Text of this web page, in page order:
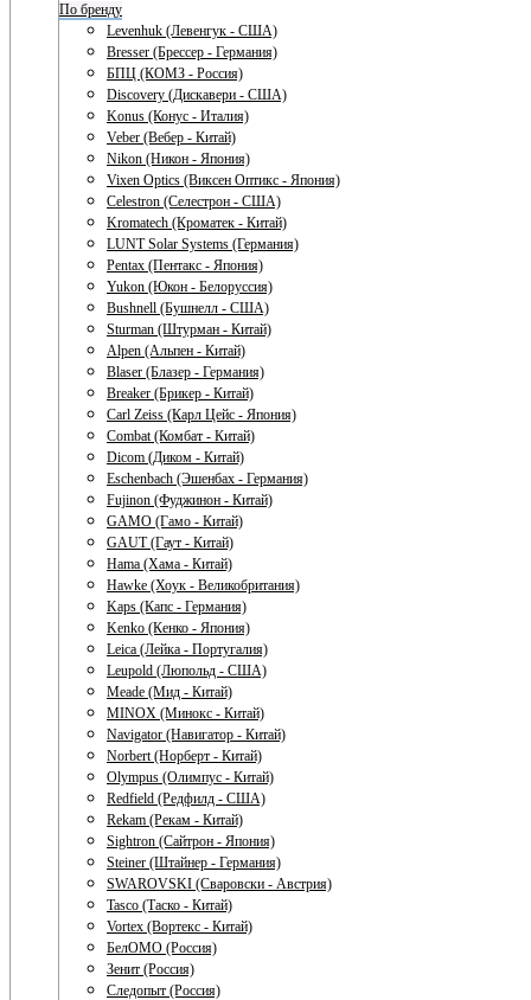
По бренду
Levenhuk (Левенгук - США)
Bresser (Брессер - Германия)
БПЦ (КОМЗ - Россия)
Discovery (Дискавери - США)
Konus (Конус - Италия)
Veber (Вебер - Китай)
Nikon (Никон - Япония)
Vixen Optics (Виксен Оптикс - Япония)
Celestron (Селестрон - США)
Kromatech (Кроматек - Китай)
LUNT Solar Systems (Германия)
Pentax (Пентакс - Япония)
Yukon (Юкон - Белоруссия)
Bushnell (Бушнелл - США)
Sturman (Штурман - Китай)
Alpen (Альпен - Китай)
Blaser (Блазер - Германия)
Breaker (Брикер - Китай)
Carl Zeiss (Карл Цейс - Япония)
Combat (Комбат - Китай)
Dicom (Диком - Китай)
Eschenbach (Эшенбах - Германия)
Fujinon (Фуджинон - Китай)
GAMO (Гамо - Китай)
GAUT (Гаут - Китай)
Hama (Хама - Китай)
Hawke (Хоук - Великобритания)
Kaps (Капс - Германия)
Kenko (Кенко - Япония)
Leica (Лейка - Португалия)
Leupold (Люпольд - США)
Meade (Мид - Китай)
MINOX (Минокс - Китай)
Navigator (Навигатор - Китай)
Norbert (Норберт - Китай)
Olympus (Олимпус - Китай)
Redfield (Редфилд - США)
Rekam (Рекам - Китай)
Sightron (Сайтрон - Япония)
Steiner (Штайнер - Германия)
SWAROVSKI (Сваровски - Австрия)
Tasco (Таско - Китай)
Vortex (Вортекс - Китай)
БелОМО (Россия)
Зенит (Россия)
Следопыт (Россия)